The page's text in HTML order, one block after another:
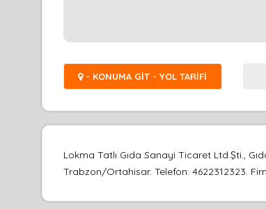
- KONUMA GİT - YOL TARİFİ
Lokma Tatlı Gıda Sanayi Ticaret Ltd.Şti.,
Trabzon/Ortahisar. Telefon: 4622312323.